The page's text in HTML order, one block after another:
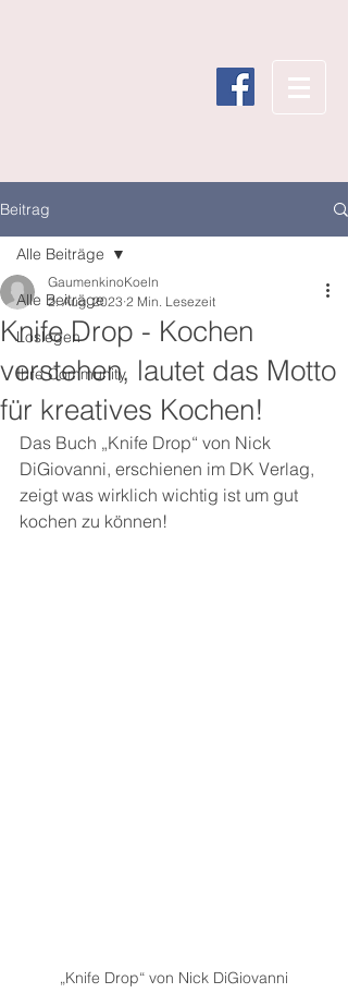
Beitrag
Alle Beiträge
Loslegen
Ihre Community
Alle Beiträge
Knife Drop - Kochen
verstehen, lautet das Motto
für kreatives Kochen!
GaumenkinoKoeln
2. Aug. 2023 2 Min. Lesezeit
Das Buch „Knife Drop“ von Nick
DiGiovanni, erschienen im DK Verlag,
zeigt was wirklich wichtig ist um gut
kochen zu können!
„Knife Drop“ von Nick DiGiovanni